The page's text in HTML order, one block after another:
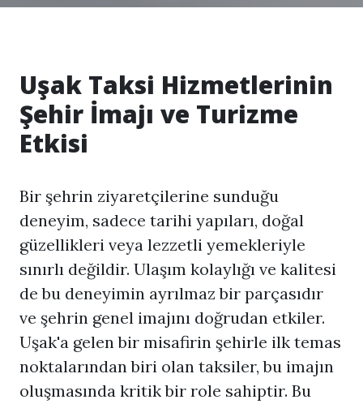
Uşak Taksi Hizmetlerinin
Şehir İmajı ve Turizme
Etkisi
Bir şehrin ziyaretçilerine sunduğu
deneyim, sadece tarihi yapıları, doğal
güzellikleri veya lezzetli yemekleriyle
sınırlı değildir. Ulaşım kolaylığı ve kalitesi
de bu deneyimin ayrılmaz bir parçasıdır
ve şehrin genel imajını doğrudan etkiler.
Uşak'a gelen bir misafirin şehirle ilk temas
noktalarından biri olan taksiler, bu imajın
oluşmasında kritik bir role sahiptir. Bu